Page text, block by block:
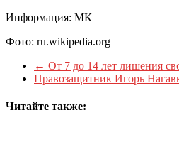
Информация: МК
Фото: ru.wikipedia.org
← От 7 до 14 лет лишения
Правозащитник Игорь
Читайте также: